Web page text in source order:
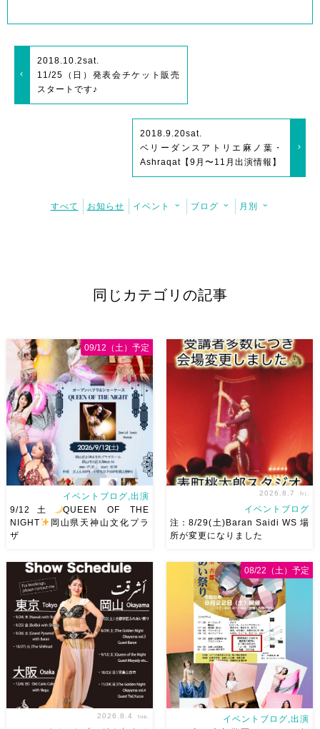
2018.10.2sat.
11/25（日）発表会チケット販売
スタートです♪
2018.9.20sat.
ベリーダンスアトリエ麻ノ葉・
Ashraqat【9月〜11月出演情報】
すべて お知らせ イベント ブログ 月別
同じカテゴリの記事
2026/9/12(土)Ricoさん主催
QUEEN OF THE NIGHT岡山
県天神山文化プラザ Guestに女
神 @mayadyorientaldance
さん
女神のオーラ浴びに行き
ましょー […]
イベントブログ,出演
9/12土
QUEEN OF THE
NIGHT
岡山県天神山文化プラ
ザ
09/12（土）予定
8/29（土）Baran Saidi WSお
申し込み多数につき会場変更し
ました♡ 表町桃太郎スタジオ
岡山県岡山市 北区表町2丁目6-
64 4階 ショー会場から近いの
で、安心♡駅からもバスで天満
屋バスス […]
2026.8.7 fri.
イベントブログ
注：8/29(土)Baran Saidi WS 場
所が変更になりました
2026.8.4 tue.
イベントブログ,出演
08/22（土）予定